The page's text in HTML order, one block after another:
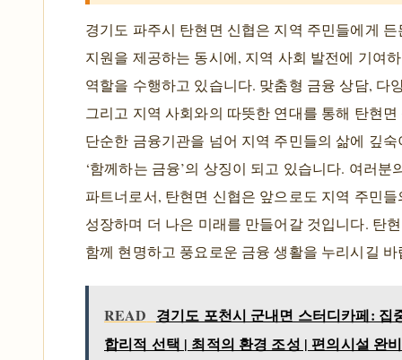
경기도 파주시 탄현면 신협은 지역 주민들에게
지원을 제공하는 동시에, 지역 사회 발전에 기여
역할을 수행하고 있습니다. 맞춤형 금융 상담, 다
그리고 지역 사회와의 따뜻한 연대를 통해 탄현면
단순한 금융기관을 넘어 지역 주민들의 삶에 깊
‘함께하는 금융’의 상징이 되고 있습니다. 여러분
파트너로서, 탄현면 신협은 앞으로도 지역 주민
성장하며 더 나은 미래를 만들어갈 것입니다. 탄
함께 현명하고 풍요로운 금융 생활을 누리시길 바
READ 경기도 포천시 군내면 스터디카페: 집
합리적 선택 | 최적의 환경 조성 | 편의시설 완